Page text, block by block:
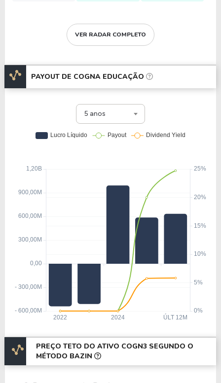
VER RADAR COMPLETO
PAYOUT DE COGNA EDUCAÇÃO
5 anos
PREÇO TETO DO ATIVO COGN3 SEGUNDO O
MÉTODO BAZIN